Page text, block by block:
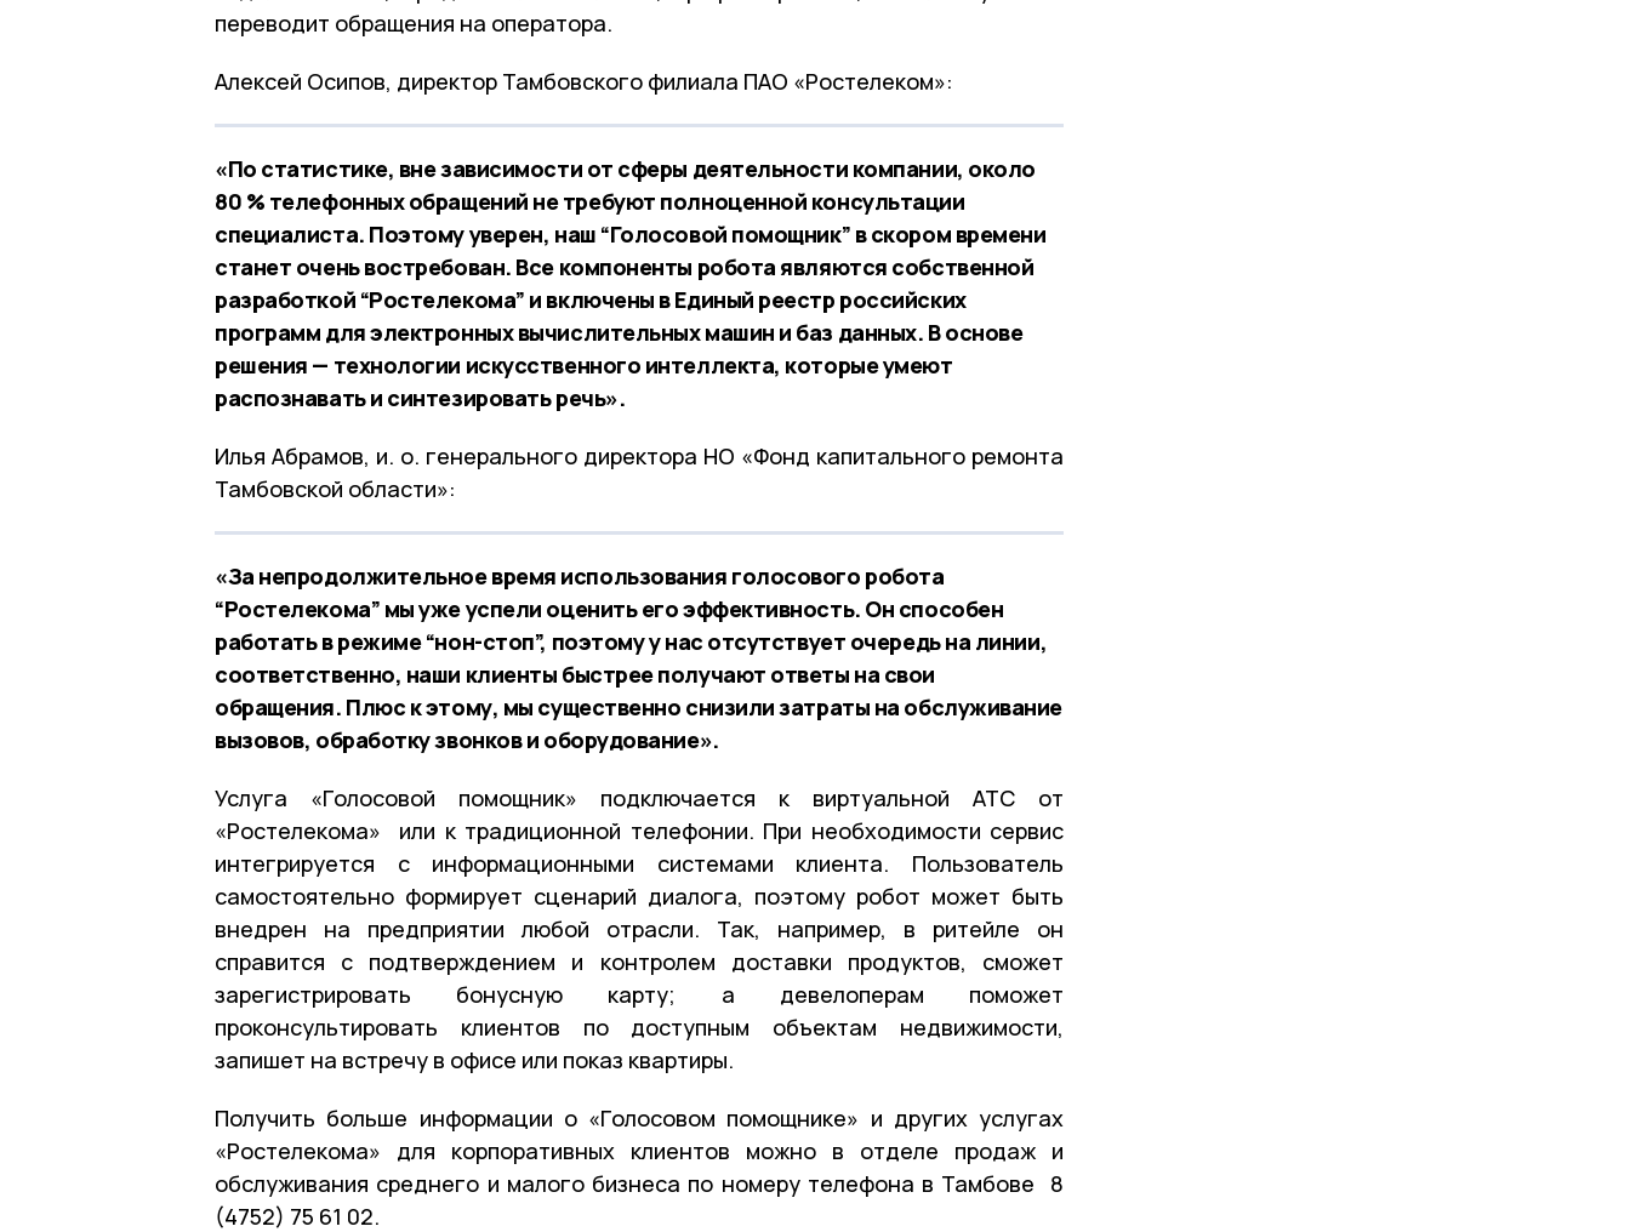
переводит обращения на оператора.
Алексей Осипов, директор Тамбовского филиала ПАО «Ростелеком»:
«По статистике, вне зависимости от сферы деятельности компании, около
80 % телефонных обращений не требуют полноценной консультации
специалиста. Поэтому уверен, наш “Голосовой помощник” в скором времени
станет очень востребован. Все компоненты робота являются собственной
разработкой “Ростелекома” и включены в Единый реестр российских
программ для электронных вычислительных машин и баз данных. В основе
решения — технологии искусственного интеллекта, которые умеют
распознавать и синтезировать речь».
Илья Абрамов, и. о. генерального директора НО «Фонд капитального ремонта
Тамбовской области»:
«За непродолжительное время использования голосового робота
“Ростелекома” мы уже успели оценить его эффективность. Он способен
работать в режиме “нон-стоп”, поэтому у нас отсутствует очередь на линии,
соответственно, наши клиенты быстрее получают ответы на свои
обращения. Плюс к этому, мы существенно снизили затраты на обслуживание
вызовов, обработку звонков и оборудование».
Услуга «Голосовой помощник» подключается к виртуальной АТС от
«Ростелекома» или к традиционной телефонии. При необходимости сервис
интегрируется с информационными системами клиента. Пользователь
самостоятельно формирует сценарий диалога, поэтому робот может быть
внедрен на предприятии любой отрасли. Так, например, в ритейле он
справится с подтверждением и контролем доставки продуктов, сможет
зарегистрировать бонусную карту; а девелоперам поможет
проконсультировать клиентов по доступным объектам недвижимости,
запишет на встречу в офисе или показ квартиры.
Получить больше информации о «Голосовом помощнике» и других услугах
«Ростелекома» для корпоративных клиентов можно в отделе продаж и
обслуживания среднего и малого бизнеса по номеру телефона в Тамбове 8
(4752) 75 61 02.